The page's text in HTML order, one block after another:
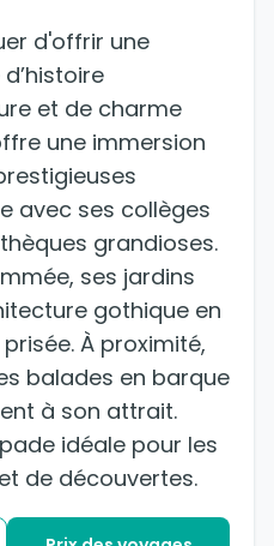
d'offrir une
et de charme
une immersion
avec ses collèges
grandioses.
ses jardins
gothique en
À proximité,
balades en barque
à son attrait.
idéale pour les
de découvertes.